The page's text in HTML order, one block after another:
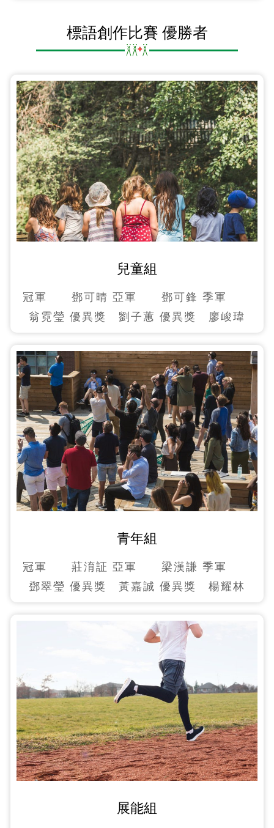
標語創作比賽 優勝者
兒童組
冠軍 鄧可晴 亞軍 鄧可鋒 季軍
翁霓瑩 優異獎 劉子蕙 優異獎 廖峻瑋
青年組
冠軍 莊淯証 亞軍 梁漢謙 季軍
鄧翠瑩 優異獎 黃嘉誠 優異獎 楊耀林
展能組